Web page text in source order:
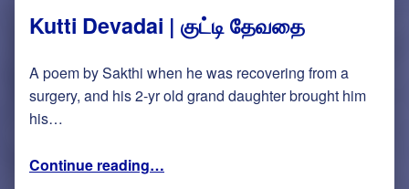
Kutti Devadai | குட்டி தேவதை
A poem by Sakthi when he was recovering from a
surgery, and his 2-yr old grand daughter brought him
his…
Continue reading…